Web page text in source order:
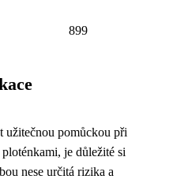
899
užitečnou pomůckou při
je důležité si
nese určitá rizika a